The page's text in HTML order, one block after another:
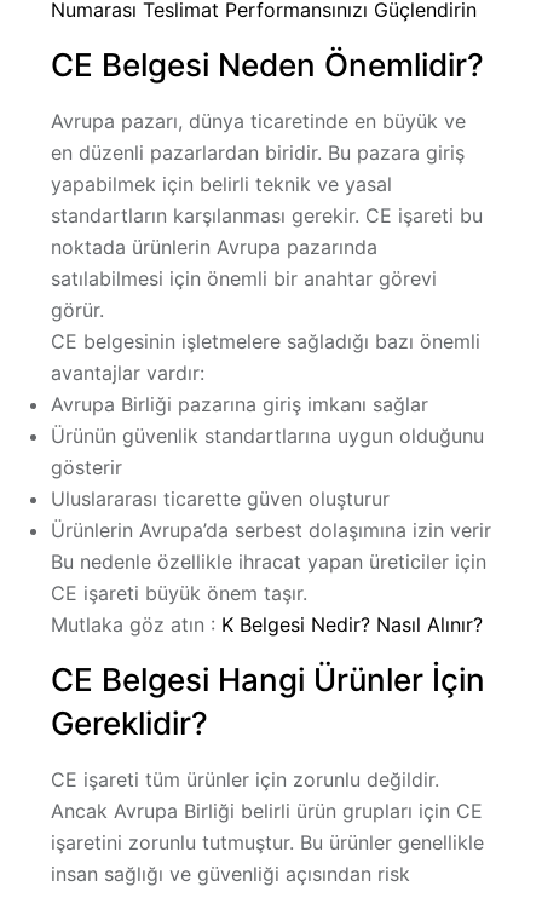
Numarası Teslimat Performansınızı Güçlendirin
CE Belgesi Neden Önemlidir?
Avrupa pazarı, dünya ticaretinde en büyük ve
en düzenli pazarlardan biridir. Bu pazara giriş
yapabilmek için belirli teknik ve yasal
standartların karşılanması gerekir. CE işareti bu
noktada ürünlerin Avrupa pazarında
satılabilmesi için önemli bir anahtar görevi
görür.
CE belgesinin işletmelere sağladığı bazı önemli
avantajlar vardır:
Avrupa Birliği pazarına giriş imkanı sağlar
Ürünün güvenlik standartlarına uygun olduğunu
gösterir
Uluslararası ticarette güven oluşturur
Ürünlerin Avrupa’da serbest dolaşımına izin verir
Bu nedenle özellikle ihracat yapan üreticiler için
CE işareti büyük önem taşır.
Mutlaka göz atın : K Belgesi Nedir? Nasıl Alınır?
CE Belgesi Hangi Ürünler İçin
Gereklidir?
CE işareti tüm ürünler için zorunlu değildir.
Ancak Avrupa Birliği belirli ürün grupları için CE
işaretini zorunlu tutmuştur. Bu ürünler genellikle
insan sağlığı ve güvenliği açısından risk